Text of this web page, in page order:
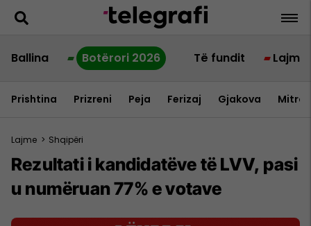
Ballina Botërori 2026 Të fundit Lajme
Prishtina Prizreni Peja Ferizaj Gjakova
Lajme > Shqipëri
Rezultati i kandidatëve të LVV, pasi
u numëruan 77% e votave